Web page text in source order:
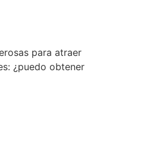
para atraer
¿puedo obtener